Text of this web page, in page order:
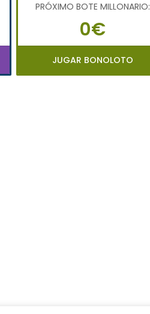
PRÓXIMO BOTE MILLONARIO:
0€
JUGAR BONOLOTO